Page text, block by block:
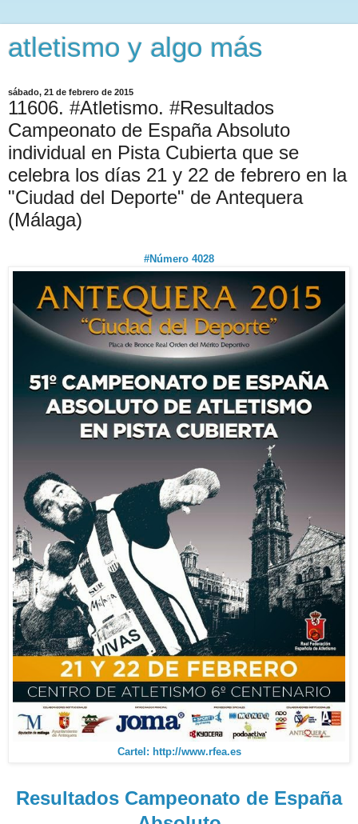
atletismo y algo más
sábado, 21 de febrero de 2015
11606. #Atletismo. #Resultados
Campeonato de España Absoluto
individual en Pista Cubierta que se
celebra los días 21 y 22 de febrero en la
"Ciudad del Deporte" de Antequera
(Málaga)
#Número 4028
Cartel: http://www.rfea.es
Resultados Campeonato de España